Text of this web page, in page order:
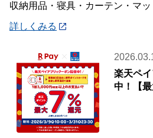
収納用品・寝具・カーテン・マ
詳しくみる
楽天ペ
中！【最